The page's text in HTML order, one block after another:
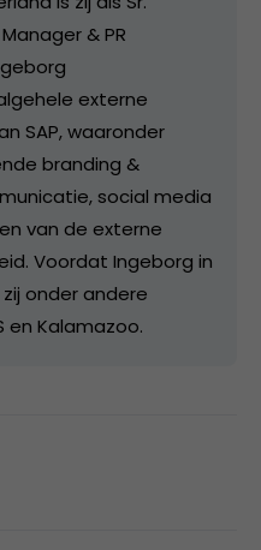
& PR
externe
SAP, waaronder
branding &
social media
van de externe
Voordat Ingeborg in
onder andere
en Kalamazoo.